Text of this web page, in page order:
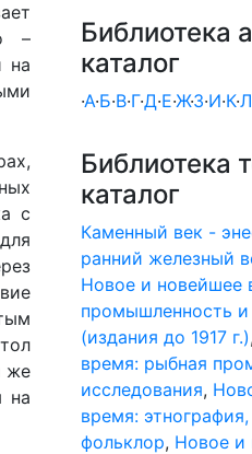
–
на
с
же
на
Библиотека
каталог
·А·Б·В·Г·Д·Е·Ж·З·И·К·Л
Библиотека
каталог
Каменный век -
ранний железный
Новое и новейшее
промышленность и
(издания до 1917 г.),
время: рыбная
исследования,
время:
фольклор, Новое и